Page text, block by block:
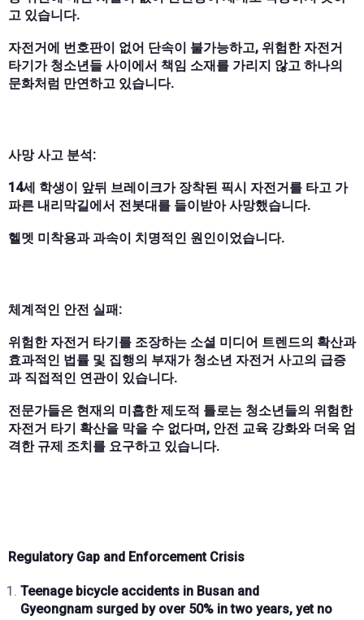
고 있습니다.
자전거에 번호판이 없어 단속이 불가능하고, 위험한 자전거
타기가 청소년들 사이에서 책임 소재를 가리지 않고 하나의
문화처럼 만연하고 있습니다.
사망 사고 분석:
14세 학생이 앞뒤 브레이크가 장착된 픽시 자전거를 타고 가
파른 내리막길에서 전봇대를 들이받아 사망했습니다.
헬멧 미착용과 과속이 치명적인 원인이었습니다.
체계적인 안전 실패:
위험한 자전거 타기를 조장하는 소셜 미디어 트렌드의 확산과
효과적인 법률 및 집행의 부재가 청소년 자전거 사고의 급증
과 직접적인 연관이 있습니다.
전문가들은 현재의 미흡한 제도적 틀로는 청소년들의 위험한
자전거 타기 확산을 막을 수 없다며, 안전 교육 강화와 더욱 엄
격한 규제 조치를 요구하고 있습니다.
Regulatory Gap and Enforcement Crisis
Teenage bicycle accidents in Busan and
Gyeongnam surged by over 50% in two years, yet no